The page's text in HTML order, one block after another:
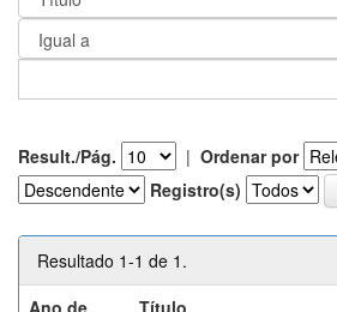
Result./Pág. | Ordenar por
Registro(s)
Resultado 1-1 de 1.
Ano de
Título